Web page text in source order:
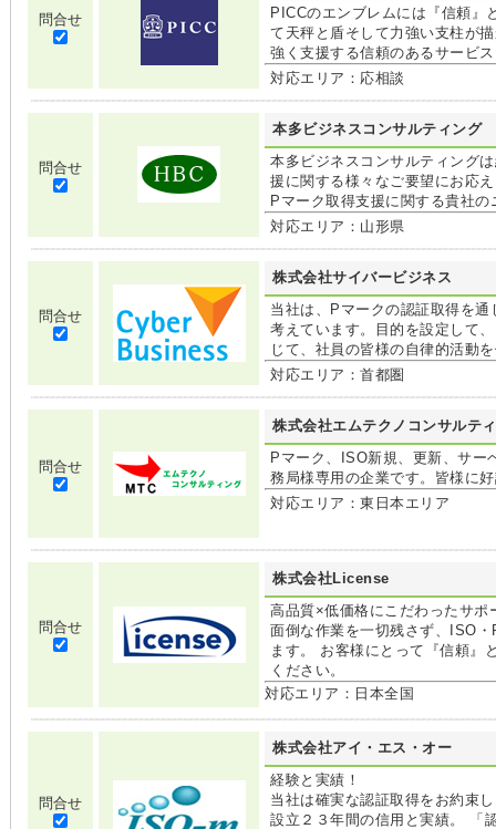
問合せ
PICCのエンブレムには『信頼』
て天秤と盾そして力強い支柱が
強く支援する信頼のあるサービ
対応エリア：応相談
問合せ
本多ビジネスコンサルティング
本多ビジネスコンサルティング
援に関する様々なご要望にお応
Pマーク取得支援に関する貴社
対応エリア：山形県
問合せ
株式会社サイバービジネス
当社は、Pマークの認証取得を
考えています。目的を設定して
じて、社員の皆様の自律的活動
対応エリア：首都圏
問合せ
株式会社エムテクノコンサルテ
Pマーク、ISO新規、更新、サー
務局様専用の企業です。皆様に
対応エリア：東日本エリア
問合せ
株式会社License
高品質×低価格にこだわったサ
面倒な作業を一切残さず、ISO
ます。 お客様にとって『信頼』
ください。
対応エリア：日本全国
問合せ
株式会社アイ・エス・オー
経験と実績！
当社は確実な認証取得をお約束
設立２３年間の信用と実績。 「